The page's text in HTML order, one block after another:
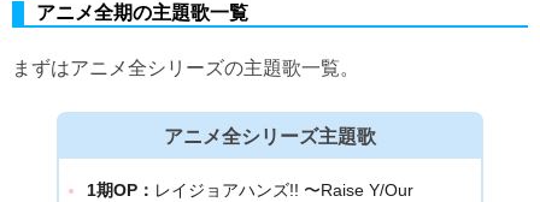
アニメ全期の主題歌一覧
まずはアニメ全シリーズの主題歌一覧。
アニメ全シリーズ主題歌
1期OP： レイジョアハンズ!! 〜Raise Y/Our